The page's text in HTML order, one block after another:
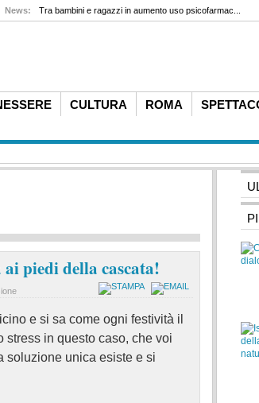
CULTURA ROMA
News: Tra bambini e ragazzi in aumento uso psicofarmac...
piedi della cascata!
e si sa come ogni festività il
stress in questo caso, che voi
soluzione unica esiste e si